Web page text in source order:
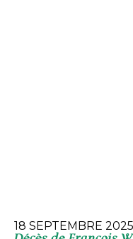
18 SEPTEMBRE 2025